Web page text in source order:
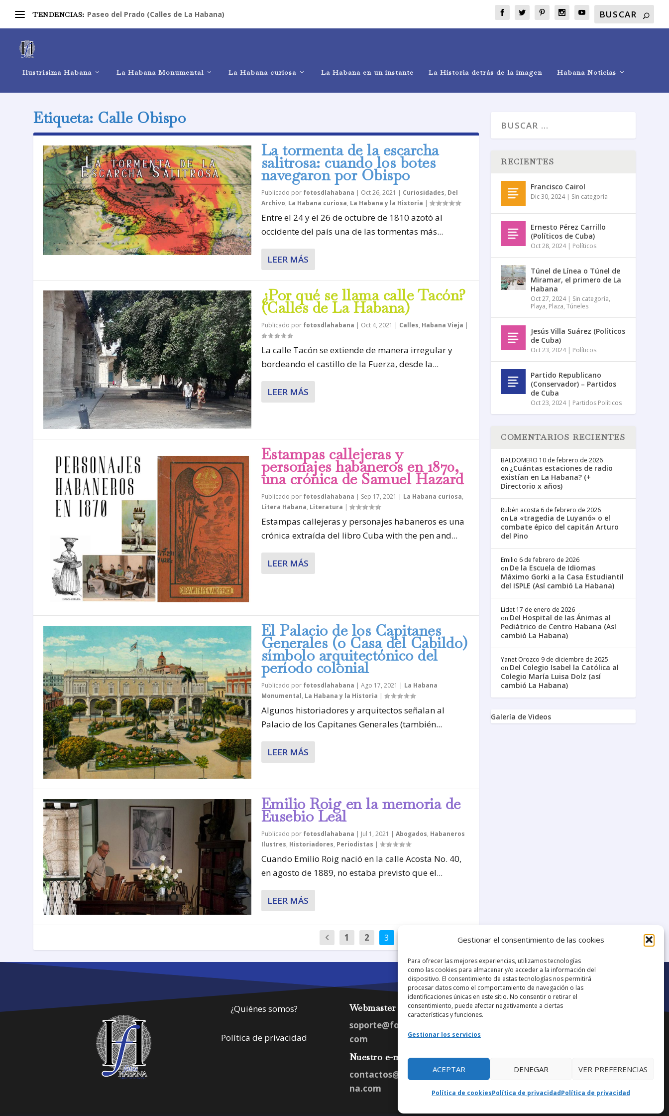
Gestionar el consentimiento de las cookies
Para ofrecer las mejores experiencias, utilizamos tecnologías
como las cookies para almacenar y/o acceder a la información del
dispositivo. El consentimiento de estas tecnologías nos permitirá
procesar datos como el comportamiento de navegación o las
identificaciones únicas en este sitio. No consentir o retirar el
consentimiento, puede afectar negativamente a ciertas
características y funciones.
Gestionar los servicios
ACEPTAR DENEGAR VER PREFERENCIAS
Política de cookiesPolítica de privacidadPolítica de privacidad
TENDENCIAS: Paseo del Prado (Calles de La Habana)
Ilustrísima Habana La Habana Monumental La Habana curiosa La Habana en un instante La Historia detrás de la imagen Habana Noticias
Etiqueta: Calle Obispo
La tormenta de la escarcha
salitrosa: cuando los botes
navegaron por Obispo
Publicado por fotosdlahabana | Oct 26, 2021 | Curiosidades, Del
Archivo, La Habana curiosa, La Habana y la Historia |
Entre el 24 y el 26 de octubre de 1810 azotó al
occidente del país una de las tormentas más...
LEER MÁS
¿Por qué se llama calle Tacón?
(Calles de La Habana)
Publicado por fotosdlahabana | Oct 4, 2021 | Calles, Habana Vieja |
La calle Tacón se extiende de manera irregular y
bordeando el castillo de la Fuerza, desde la...
LEER MÁS
Estampas callejeras y
personajes habaneros en 1870,
una crónica de Samuel Hazard
Publicado por fotosdlahabana | Sep 17, 2021 | La Habana curiosa,
Litera Habana, Literatura |
Estampas callejeras y personajes habaneros es una
crónica extraída del libro Cuba with the pen and...
LEER MÁS
El Palacio de los Capitanes
Generales (o Casa del Cabildo)
símbolo arquitectónico del
período colonial
Publicado por fotosdlahabana | Ago 17, 2021 | La Habana
Monumental, La Habana y la Historia |
Algunos historiadores y arquitectos señalan al
Palacio de los Capitanes Generales (también...
LEER MÁS
Emilio Roig en la memoria de
Eusebio Leal
Publicado por fotosdlahabana | Jul 1, 2021 | Abogados, Habaneros
Ilustres, Historiadores, Periodistas |
Cuando Emilio Roig nació en la calle Acosta No. 40,
en agosto de 1889, no estaba previsto que el...
LEER MÁS
1 2 3
RECIENTES
Francisco Cairol
Dic 30, 2024| Sin categoría
Ernesto Pérez Carrillo
(Políticos de Cuba)
Oct 28, 2024| Políticos
Túnel de Línea o Túnel de
Miramar, el primero de La
Habana
Oct 27, 2024| Sin categoría,
Playa, Plaza,Túneles
Jesús Villa Suárez (Políticos
de Cuba)
Oct 23, 2024| Políticos
Partido Republicano
(Conservador) – Partidos
de Cuba
Oct 23, 2024| Partidos Políticos
COMENTARIOS RECIENTES
BALDOMERO 10 de febrero de 2026
on ¿Cuántas estaciones de radio
existían en La Habana? (+
Directorio x años)
Rubén acosta 6 de febrero de 2026
on La «tragedia de Luyanó» o el
combate épico del capitán Arturo
del Pino
Emilio 6 de febrero de 2026
on De la Escuela de Idiomas
Máximo Gorki a la Casa Estudiantil
del ISPLE (Así cambió La Habana)
Lidet 17 de enero de 2026
on Del Hospital de las Ánimas al
Pediátrico de Centro Habana (Así
cambió La Habana)
Yanet Orozco 9 de diciembre de 2025
on Del Colegio Isabel la Católica al
Colegio María Luisa Dolz (así
cambió La Habana)
Galería de Videos
¿Quiénes somos?
Política de privacidad
Webmaster
soporte@fotosdlahabana.
com
Nuestro e-mail:
contactos@fotosdlahaba
na.com